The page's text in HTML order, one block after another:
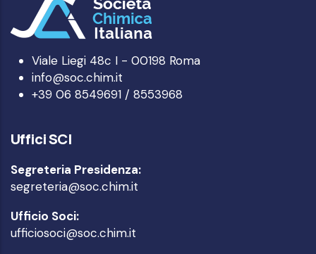
Viale Liegi 48c I - 00198 Roma
info@soc.chim.it
+39 06 8549691 / 8553968
Uffici SCI
Segreteria Presidenza:
segreteria@soc.chim.it
Ufficio Soci:
ufficiosoci@soc.chim.it